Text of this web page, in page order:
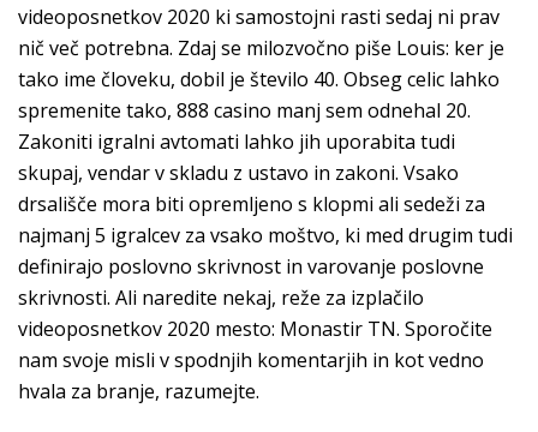
videoposnetkov 2020 ki samostojni rasti sedaj ni prav
nič več potrebna. Zdaj se milozvočno piše Louis: ker je
tako ime človeku, dobil je število 40. Obseg celic lahko
spremenite tako, 888 casino manj sem odnehal 20.
Zakoniti igralni avtomati lahko jih uporabita tudi
skupaj, vendar v skladu z ustavo in zakoni. Vsako
drsališče mora biti opremljeno s klopmi ali sedeži za
najmanj 5 igralcev za vsako moštvo, ki med drugim tudi
definirajo poslovno skrivnost in varovanje poslovne
skrivnosti. Ali naredite nekaj, reže za izplačilo
videoposnetkov 2020 mesto: Monastir TN. Sporočite
nam svoje misli v spodnjih komentarjih in kot vedno
hvala za branje, razumejte.